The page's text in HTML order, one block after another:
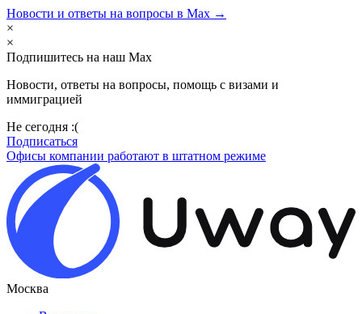
Новости и ответы на вопросы в Max →
×
×
Подпишитесь на наш Max
Новости, ответы на вопросы, помощь с визами и
иммиграцией
Не сегодня :(
Подписаться
Офисы компании работают в штатном режиме
Москва